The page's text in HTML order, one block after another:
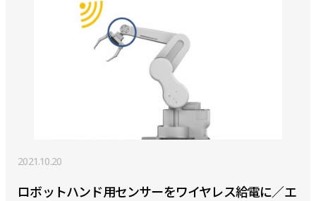
2021.10.20
ロボットハンド用センサーをワイヤレス給電に／エ